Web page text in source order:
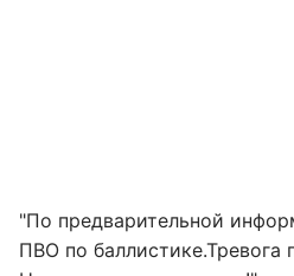
"По предварительной
ПВО по баллистике.Тревога